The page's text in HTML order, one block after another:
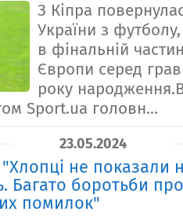
З Кіпра
України з
в фінальній
Європи серед
року
Sport.ua головн...
23.05.2024
не показали
Багато боротьби
помилок"